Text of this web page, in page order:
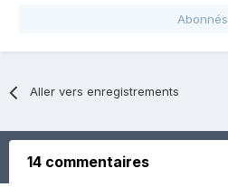
Abonnés
Aller vers enregistrements
14 commentaires